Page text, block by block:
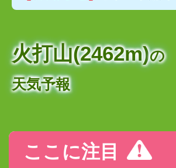
火打山(2462m)の
天気予報
ここに注目